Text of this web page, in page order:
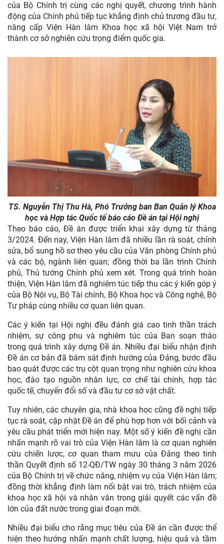
của Bộ Chính trị cùng các nghị quyết, chương trình hành
động của Chính phủ tiếp tục khẳng định chủ trương đầu tư,
nâng cấp Viện Hàn lâm Khoa học xã hội Việt Nam trở
thành cơ sở nghiên cứu trọng điểm quốc gia.
TS. Nguyễn Thị Thu Hà, Phó Trưởng ban Ban Quản lý Khoa
học và Hợp tác Quốc tế báo cáo Đề án tại Hội nghị
Theo báo cáo, Đề án được triển khai xây dựng từ tháng
3/2024. Đến nay, Viện Hàn lâm đã nhiều lần rà soát, chỉnh
sửa, bổ sung hồ sơ theo yêu cầu của Văn phòng Chính phủ
và các bộ, ngành liên quan; đồng thời ba lần trình Chính
phủ, Thủ tướng Chính phủ xem xét. Trong quá trình hoàn
thiện, Viện Hàn lâm đã nghiêm túc tiếp thu các ý kiến góp ý
của Bộ Nội vụ, Bộ Tài chính, Bộ Khoa học và Công nghệ, Bộ
Tư pháp cùng nhiều cơ quan liên quan.
Các ý kiến tại Hội nghị đều đánh giá cao tinh thần trách
nhiệm, sự công phu và nghiêm túc của Ban soạn thảo
trong quá trình xây dựng Đề án. Nhiều đại biểu nhận định
Đề án cơ bản đã bám sát định hướng của Đảng, bước đầu
bao quát được các trụ cột quan trọng như nghiên cứu khoa
học, đào tạo nguồn nhân lực, cơ chế tài chính, hợp tác
quốc tế, chuyển đổi số và đầu tư cơ sở vật chất.
Tuy nhiên, các chuyên gia, nhà khoa học cũng đề nghị tiếp
tục rà soát, cập nhật Đề án để phù hợp hơn với bối cảnh và
yêu cầu phát triển mới hiện nay. Một số ý kiến đề nghị cần
nhấn mạnh rõ vai trò của Viện Hàn lâm là cơ quan nghiên
cứu chiến lược, cơ quan tham mưu của Đảng theo tinh
thần Quyết định số 12-QĐ/TW ngày 30 tháng 3 năm 2026
của Bộ Chính trị về chức năng, nhiệm vụ của Viện Hàn lâm;
đồng thời khẳng định làm nổi bật vai trò, trách nhiệm của
khoa học xã hội và nhân văn trong giải quyết các vấn đề
lớn của đất nước trong giai đoạn mới.
Nhiều đại biểu cho rằng mục tiêu của Đề án cần được thể
hiện theo hướng nhấn mạnh chất lượng, hiệu quả và tầm